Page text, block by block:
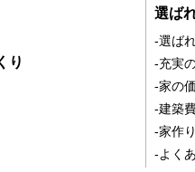
り
選ば
-選ば
-充実
-家の
-建築
-家作
-よく